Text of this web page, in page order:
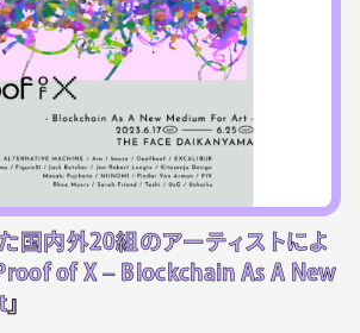
国内外20組のアーティストによ
of X – Blockchain As A New